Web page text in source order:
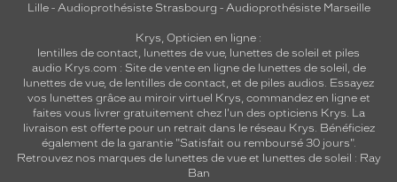
Lille- Audioprothésiste Strasbourg - Audioprothésiste Marseille
Krys, Opticien en ligne :
lentilles de contact, lunettes de vue, lunettes de soleil et piles
audio Krys.com : Site de vente en ligne de lunettes de soleil, de
lunettes de vue, de lentilles de contact, et de piles audios. Essayez
vos lunettes grâce au miroir virtuel Krys, commandez en ligne et
faites vous livrer gratuitement chez l'un des opticiens Krys. La
livraison est offerte pour un retrait dans le réseau Krys. Bénéficiez
également de la garantie "Satisfait ou remboursé 30 jours".
Retrouvez nos marques de lunettes de vue et lunettes de soleil : Ray
Ban